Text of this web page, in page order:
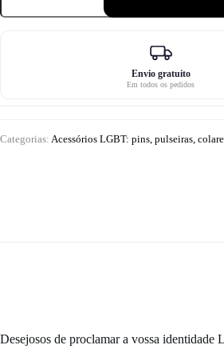
LGBT
Envio gratuito
Em todos os pedidos
Categorias: Acessórios LGBT: pins, pulseiras,
Desejosos de proclamar a vossa